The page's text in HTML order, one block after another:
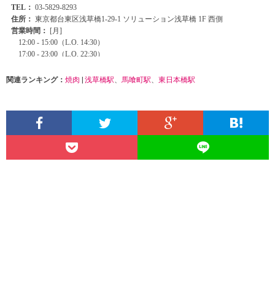
関連ランキング： 焼肉 | 浅草橋駅 馬喰町駅 東日本橋駅